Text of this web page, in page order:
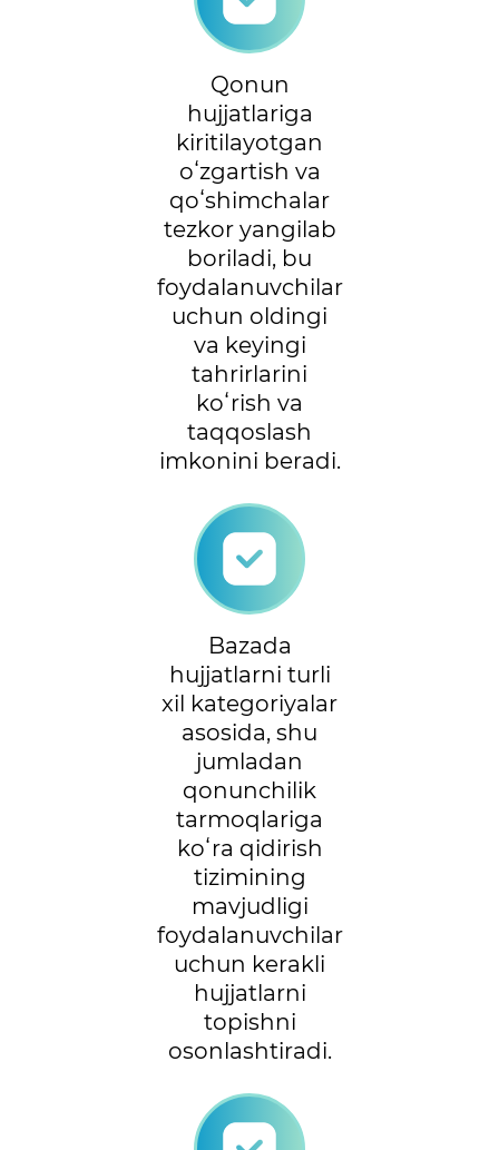
Qonun
hujjatlariga
kiritilayotgan
oʻzgartish va
qoʻshimchalar
tezkor yangilab
boriladi, bu
foydalanuvchilar
uchun oldingi
va keyingi
tahrirlarini
koʻrish va
taqqoslash
imkonini beradi.
Bazada
hujjatlarni turli
xil kategoriyalar
asosida, shu
jumladan
qonunchilik
tarmoqlariga
koʻra qidirish
tizimining
mavjudligi
foydalanuvchilar
uchun kerakli
hujjatlarni
topishni
osonlashtiradi.